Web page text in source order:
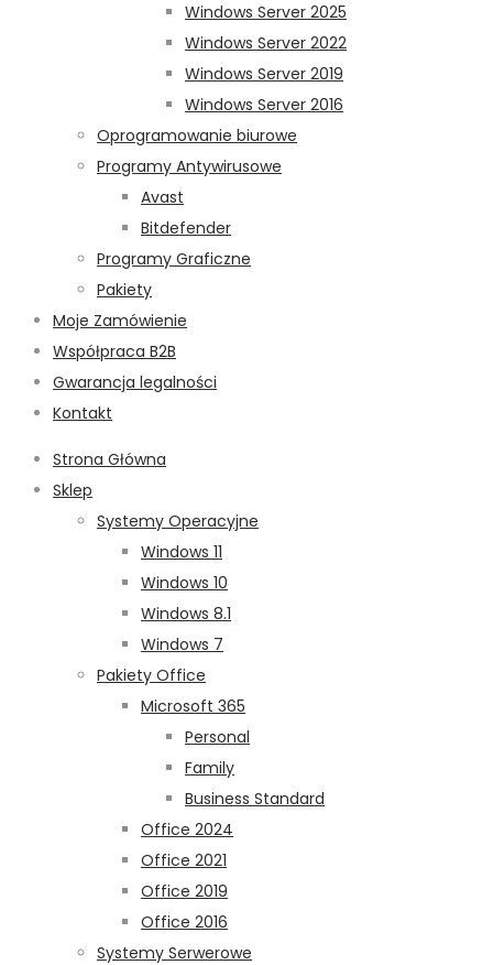
Windows Server 2025
Windows Server 2022
Windows Server 2019
Windows Server 2016
Oprogramowanie biurowe
Programy Antywirusowe
Avast
Bitdefender
Programy Graficzne
Pakiety
Moje Zamówienie
Współpraca B2B
Gwarancja legalności
Kontakt
Strona Główna
Sklep
Systemy Operacyjne
Windows 11
Windows 10
Windows 8.1
Windows 7
Pakiety Office
Microsoft 365
Personal
Family
Business Standard
Office 2024
Office 2021
Office 2019
Office 2016
Systemy Serwerowe